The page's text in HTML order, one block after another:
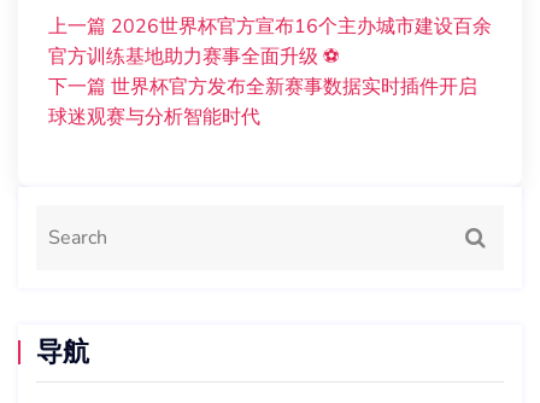
上一篇 2026世界杯官方宣布16个主办城市建设百余
官方训练基地助力赛事全面升级 ⚽
下一篇 世界杯官方发布全新赛事数据实时插件开启
球迷观赛与分析智能时代
导航